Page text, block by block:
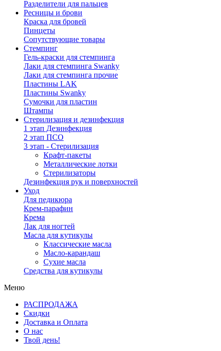
Разделители для пальцев
Ресницы и брови
Краска для бровей
Пинцеты
Сопутствующие товары
Стемпинг
Гель-краски для стемпинга
Лаки для стемпинга Swanky
Лаки для стемпинга прочие
Пластины LAK
Пластины Swanky
Сумочки для пластин
Штампы
Стерилизация и дезинфекция
1 этап Дезинфекция
2 этап ПСО
3 этап - Стерилизация
Крафт-пакеты
Металлические лотки
Стерилизаторы
Дезинфекция рук и поверхностей
Уход
Для педикюра
Крем-парафин
Крема
Лак для ногтей
Масла для кутикулы
Классические масла
Масло-карандаш
Сухие масла
Средства для кутикулы
Меню
РАСПРОДАЖА
Скидки
Доставка и Оплата
О нас
Твой день!